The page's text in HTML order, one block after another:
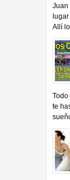
Juan
Allí
te